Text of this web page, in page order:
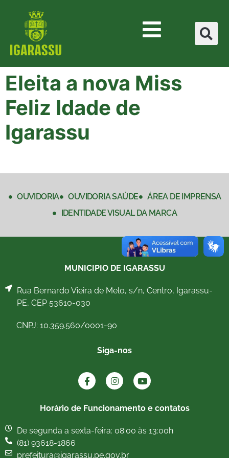
Eleita a nova Miss
Feliz Idade de
Igarassu
OUVIDORIA OUVIDORIA SAÚDE
ÁREA DE IMPRENSA
IDENTIDADE VISUAL DA MARCA
MUNICIPIO DE IGARASSU
Rua Bernardo Vieira de Melo, s/n, Centro, Igarassu-
PE, CEP 53610-030
CNPJ: 10.359.560/0001-90
Siga-nos
Horário de Funcionamento e contatos
De segunda a sexta-feira: 08:00 às 13:00h
(81) 93618-1866
prefeitura@igarassu.pe.gov.br